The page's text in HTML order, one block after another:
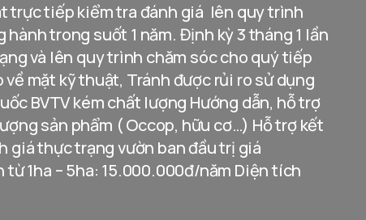
trực tiếp kiểm tra đánh giá lên quy trình
trong suốt 1 năm. Định kỳ 3 tháng 1 lần
và lên quy trình chăm sóc cho quý tiếp
mặt kỹ thuật, Tránh được rủi ro sử dụng
BVTV kém chất lượng Hướng dẫn, hỗ trợ
sản phẩm ( Occop, hữu cơ…) Hỗ trợ kết
giá thực trạng vườn ban đầu trị giá
1ha – 5ha: 15.000.000đ/năm Diện tích